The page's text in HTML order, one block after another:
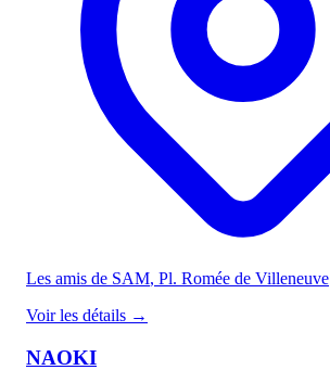
Les amis de SAM, Pl. Romée de Villeneuve
Voir les détails →
NAOKI